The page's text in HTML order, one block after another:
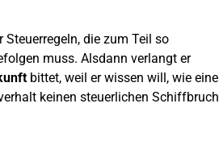
die zum Teil so
muss. Alsdann verlangt er
bittet, weil er wissen will, wie eine
keinen steuerlichen Schiffbruch